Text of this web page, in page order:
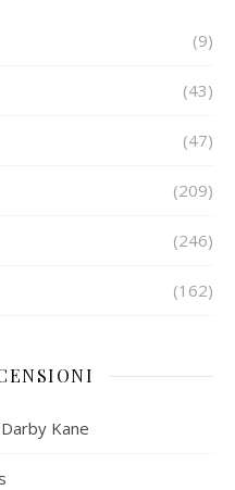
(9)
(43)
(47)
(209)
(246)
(162)
Kane